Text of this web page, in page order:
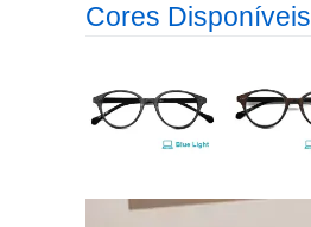
Cores Disponíveis